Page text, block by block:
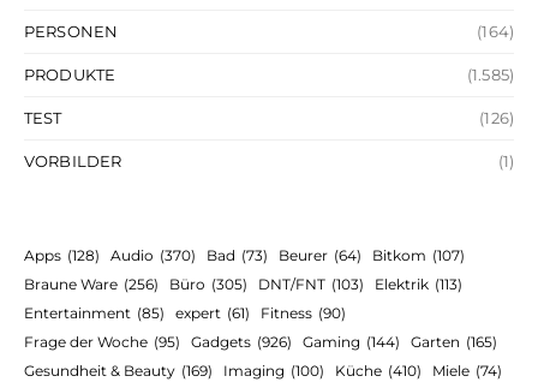
PERSONEN (164)
PRODUKTE (1.585)
TEST (126)
VORBILDER (1)
Apps (128) Audio (370) Bad (73) Beurer (64) Bitkom (107)
Braune Ware (256) Büro (305) DNT/FNT (103) Elektrik (113)
Entertainment (85) expert (61) Fitness (90)
Frage der Woche (95) Gadgets (926) Gaming (144) Garten (165)
Gesundheit & Beauty (169) Imaging (100) Küche (410) Miele (74)